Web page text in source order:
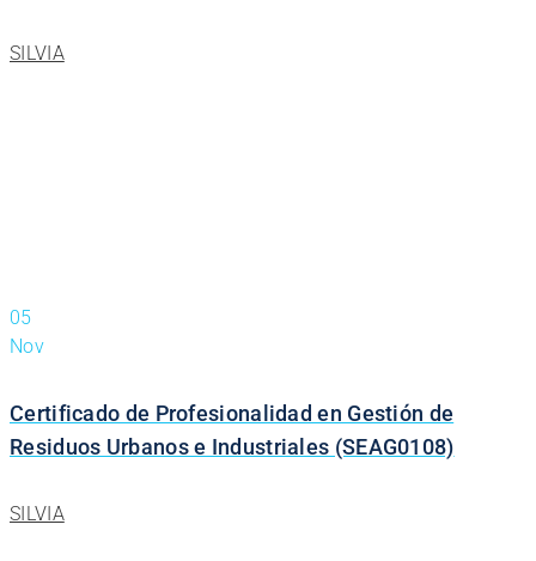
SILVIA
05
Nov
Certificado de Profesionalidad en Gestión de
Residuos Urbanos e Industriales (SEAG0108)
SILVIA